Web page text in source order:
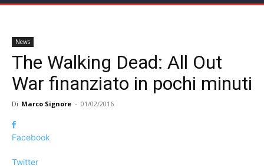
News
The Walking Dead: All Out
War finanziato in pochi minuti
Di Marco Signore - 01/02/2016
Facebook
Twitter